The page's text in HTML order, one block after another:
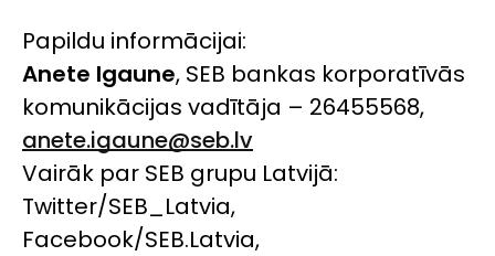
Papildu informācijai:
Anete Igaune, SEB bankas korporatīvās
komunikācijas vadītāja – 26455568,
anete.igaune@seb.lv
Vairāk par SEB grupu Latvijā:
Twitter/SEB_Latvia,
Facebook/SEB.Latvia,